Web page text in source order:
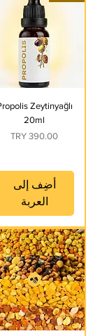
Zeytinyağlı
20ml
السعر
أضِف إلى
العربة